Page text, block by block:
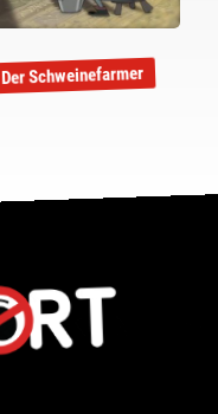
Der Schweinefarmer